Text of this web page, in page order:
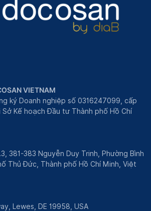
VIETNAM
ký Doanh nghiệp số 0316247099, cấp
Kế hoạch Đầu tư Thành phố Hồ Chí
381-383 Nguyễn Duy Trinh, Phường Bình
Thủ Đức, Thành phố Hồ Chí Minh, Việt
Lewes, DE 19958, USA